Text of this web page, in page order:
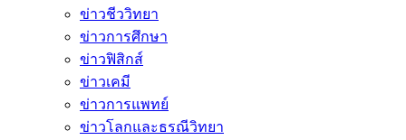
ข่าวชีววิทยา
ข่าวการศึกษา
ข่าวฟิสิกส์
ข่าวเคมี
ข่าวการแพทย์
ข่าวโลกและธรณีวิทยา